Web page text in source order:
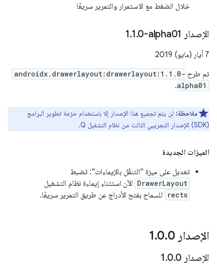
خلال الضغط مع الاستمرار والتمرير سريعًا
الإصدار ‎1 .1.0-alpha01
7 أيار (مايو) 2019
تم طرح androidx.drawerlayout:drawerlayout:1.1.0-
alpha01
.
ملاحظة: لن يتم تجميع هذا الإصدار إلا باستخدام حزمة تطوير البرامج
(SDK) للإصدار التجريبي الثالث من نظام التشغيل Q.
الميزات الجديدة
تعديل على ميزة "التنقّل بالإيماءات": تضبط
DrawerLayout الآن استثناء إيماءة نظام التشغيل
rects للسماح بفتح الأدراج عن طريق التمرير سريعًا.
الإصدار 1 .0.0
الإصدار 1 .0.0